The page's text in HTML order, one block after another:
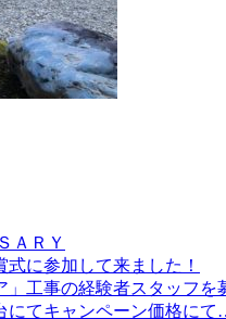
ＡＲＹ
に参加して来ました！
」工事の経験者スタッフを
にてキャンペーン価格に